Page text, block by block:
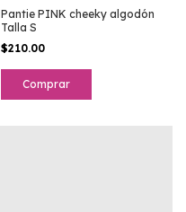
Pantie PINK cheeky algodón
Talla S
$210.00